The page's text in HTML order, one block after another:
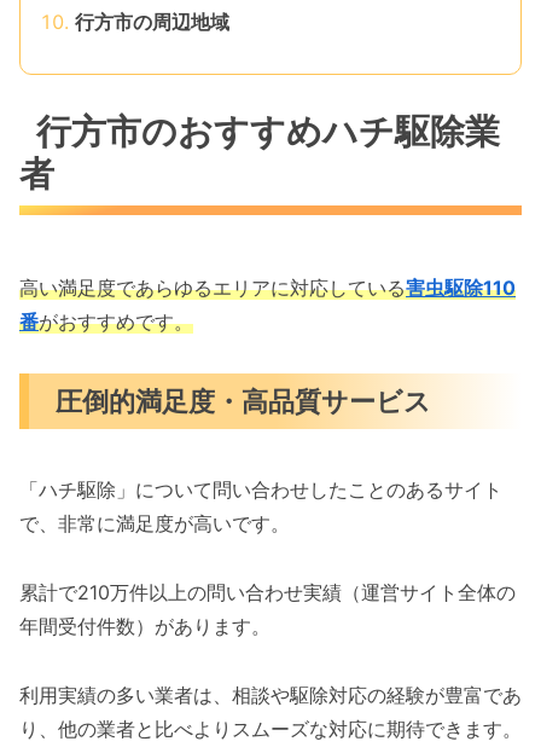
行方市の周辺地域
行方市のおすすめハチ駆除業
者
高い満足度であらゆるエリアに対応している害虫駆除110
番がおすすめです。
圧倒的満足度・高品質サービス
「ハチ駆除」について問い合わせしたことのあるサイト
で、非常に満足度が高いです。
累計で210万件以上の問い合わせ実績（運営サイト全体の
年間受付件数）があります。
利用実績の多い業者は、相談や駆除対応の経験が豊富であ
り、他の業者と比べよりスムーズな対応に期待できます。